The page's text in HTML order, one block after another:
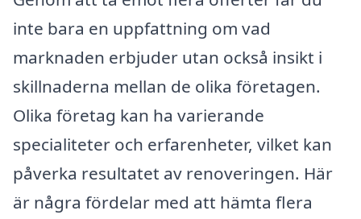
inte bara en uppfattning om vad
marknaden erbjuder utan också insikt i
skillnaderna mellan de olika företagen.
Olika företag kan ha varierande
specialiteter och erfarenheter, vilket kan
påverka resultatet av renoveringen. Här
är några fördelar med att hämta flera